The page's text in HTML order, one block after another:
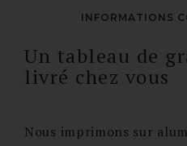
INFORMATIONS
Un tableau de
livré chez vous
Nous imprimons sur